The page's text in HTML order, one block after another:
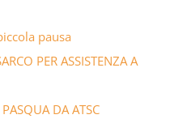
pausa
PER ASSISTENZA A
DA ATSC